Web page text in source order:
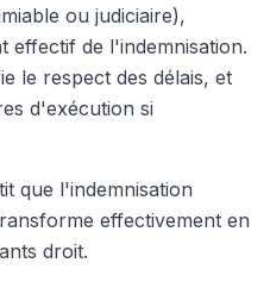
ou judiciaire),
effectif de l'indemnisation.
le respect des délais, et
d'exécution si
que l'indemnisation
effectivement en
droit.